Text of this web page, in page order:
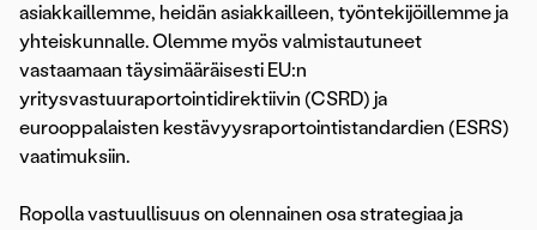
asiakkaillemme, heidän asiakkailleen, työntekijöillemme ja
yhteiskunnalle. Olemme myös valmistautuneet
vastaamaan täysimääräisesti EU:n
yritysvastuuraportointidirektiivin (CSRD) ja
eurooppalaisten kestävyysraportointistandardien (ESRS)
vaatimuksiin.
Ropolla vastuullisuus on olennainen osa strategiaa ja